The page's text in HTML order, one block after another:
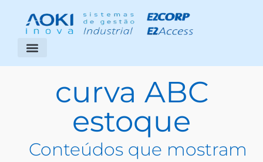
curva ABC
estoque
Conteúdos que mostram